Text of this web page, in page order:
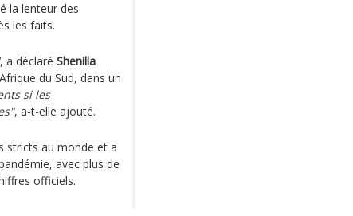
la lenteur des
les faits.
, a déclaré Shenilla
du Sud, dans un
si les
, a-t-elle ajouté.
stricts au monde et a
avec plus de
officiels.